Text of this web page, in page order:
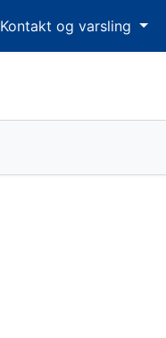
Kontakt og varsling